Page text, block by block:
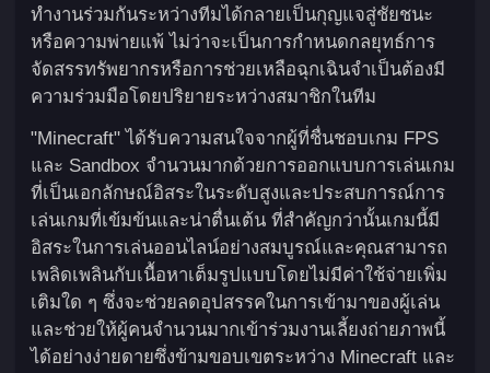
ทำงานร่วมกันระหว่างทีมได้กลายเป็นกุญแจสู่ชัยชนะ
หรือความพ่ายแพ้ ไม่ว่าจะเป็นการกำหนดกลยุทธ์การ
จัดสรรทรัพยากรหรือการช่วยเหลือฉุกเฉินจำเป็นต้องมี
ความร่วมมือโดยปริยายระหว่างสมาชิกในทีม
"Minecraft" ได้รับความสนใจจากผู้ที่ชื่นชอบเกม FPS
และ Sandbox จำนวนมากด้วยการออกแบบการเล่นเกม
ที่เป็นเอกลักษณ์อิสระในระดับสูงและประสบการณ์การ
เล่นเกมที่เข้มข้นและน่าตื่นเต้น ที่สำคัญกว่านั้นเกมนี้มี
อิสระในการเล่นออนไลน์อย่างสมบูรณ์และคุณสามารถ
เพลิดเพลินกับเนื้อหาเต็มรูปแบบโดยไม่มีค่าใช้จ่ายเพิ่ม
เติมใด ๆ ซึ่งจะช่วยลดอุปสรรคในการเข้ามาของผู้เล่น
และช่วยให้ผู้คนจำนวนมากเข้าร่วมงานเลี้ยงถ่ายภาพนี้
ได้อย่างง่ายดายซึ่งข้ามขอบเขตระหว่าง Minecraft และ